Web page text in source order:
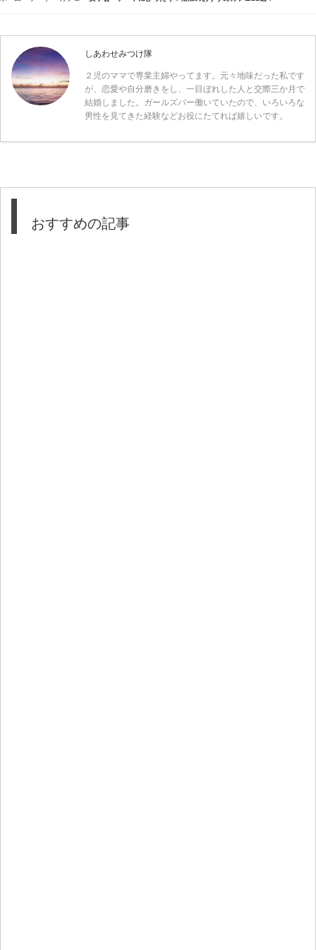
しあわせみつけ隊
２児のママで専業主婦やってます。元々地味だった私です
が、恋愛や自分磨きをし、一目ぼれした人と交際三か月で
結婚しました。ガールズバー働いていたので、いろいろな
男性を見てきた経験などお役にたてれば嬉しいです。
おすすめの記事